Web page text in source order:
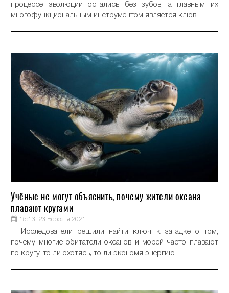
процессе эволюции остались без зубов, а главным их
многофункциональным инструментом является клюв
Учёные не могут объяснить, почему жители океана
плавают кругами
15:13, 23 Березня 2021
Исследователи решили найти ключ к загадке о том,
почему многие обитатели океанов и морей часто плавают
по кругу, то ли охотясь, то ли экономя энергию